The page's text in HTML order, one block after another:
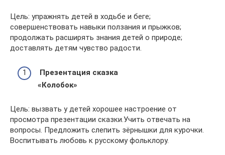
Цель: упражнять детей в ходьбе и беге;
совершенствовать навыки ползания и прыжков;
продолжать расширять знания детей о природе;
доставлять детям чувство радости.
Презентация сказка
«Колобок»
Цель: вызвать у детей хорошее настроение от
просмотра презентации сказки.Учить отвечать на
вопросы. Предложить слепить зёрнышки для курочки.
Воспитывать любовь к русскому фольклору.